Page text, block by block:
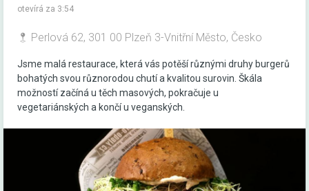
otevírá za 3:54
Perlová 62, 301 00 Plzeň 3-Vnitřní Město, Česko
Jsme malá restaurace, která vás potěší různými druhy burgerů
bohatých svou různorodou chutí a kvalitou surovin. Škála
možností začíná u těch masových, pokračuje u
vegetariánských a končí u veganských.